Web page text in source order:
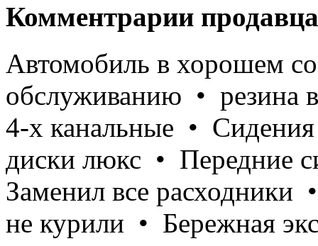
Комментрарии
Автомобиль в хорошем
обслуживанию • резина
4-х канальные •
диски люкс • Передние
Заменил все
не курили • Бережная